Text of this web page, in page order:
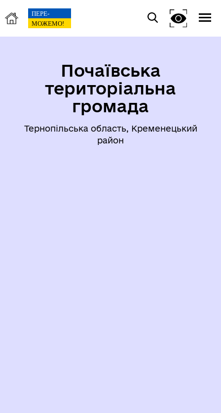
Почаївська
територіальна
громада
Тернопільська область, Кременецький
район